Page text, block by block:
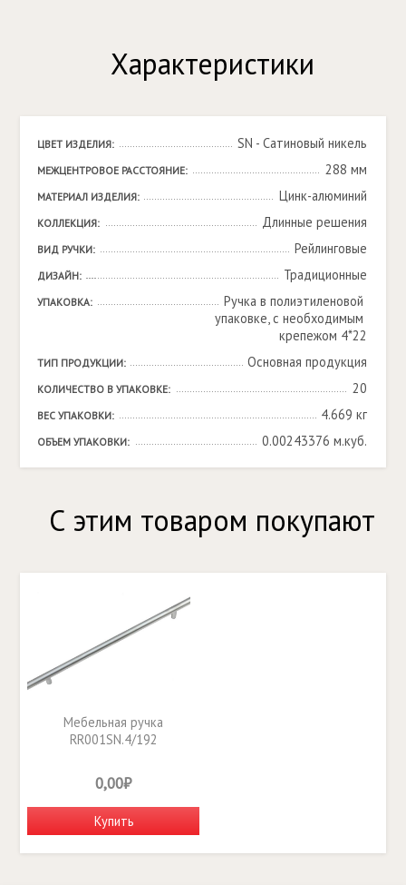
Характеристики
ЦВЕТ ИЗДЕЛИЯ: SN - Cатиновый никель
МЕЖЦЕНТРОВОЕ РАССТОЯНИЕ: 288 мм
МАТЕРИАЛ ИЗДЕЛИЯ: Цинк-алюминий
КОЛЛЕКЦИЯ: Длинные решения
ВИД РУЧКИ: Рейлинговые
ДИЗАЙН: Традиционные
УПАКОВКА:
Ручка в полиэтиленовой
упаковке, с необходимым
крепежом 4*22
ТИП ПРОДУКЦИИ: Основная продукция
КОЛИЧЕСТВО В УПАКОВКЕ: 20
ВЕС УПАКОВКИ: 4.669 кг
ОБЪЕМ УПАКОВКИ: 0.00243376 м.куб.
С этим товаром покупают
Мебельная ручка
RR001SN.4/192
0,00₽
Купить